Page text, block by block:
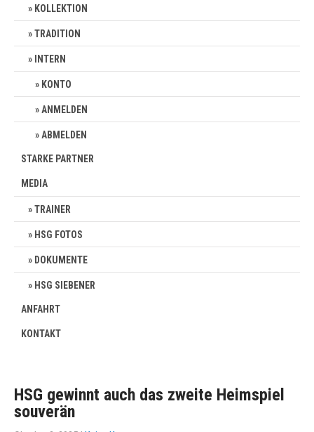
KOLLEKTION
TRADITION
INTERN
KONTO
ANMELDEN
ABMELDEN
STARKE PARTNER
MEDIA
TRAINER
HSG FOTOS
DOKUMENTE
HSG SIEBENER
ANFAHRT
KONTAKT
HSG gewinnt auch das zweite Heimspiel
souverän